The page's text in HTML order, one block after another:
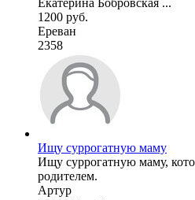
1200 руб.
Ереван
2358
Ищу суррогатную маму
Ищу суррогатную маму,
родителем.
Артур